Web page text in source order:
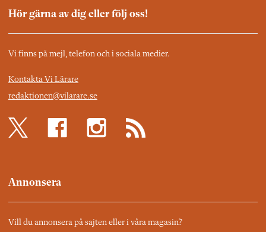
Hör gärna av dig eller följ oss!
Vi finns på mejl, telefon och i sociala medier.
Kontakta Vi Lärare
redaktionen@vilarare.se
Annonsera
Vill du annonsera på sajten eller i våra magasin?